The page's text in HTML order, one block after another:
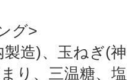
グ>
造)、玉ねぎ(
り、三温糖、